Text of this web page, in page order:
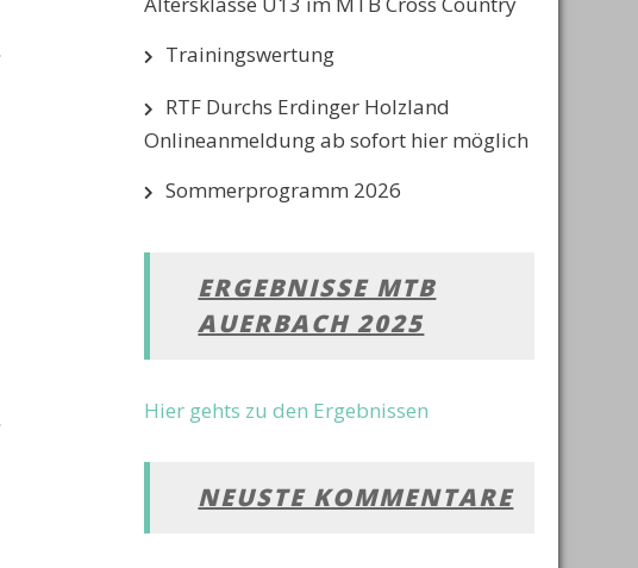
Trainingswertung
RTF Durchs Erdinger Holzland
Onlineanmeldung ab sofort hier möglich
Sommerprogramm 2026
ERGEBNISSE MTB
AUERBACH 2025
Hier gehts zu den Ergebnissen
NEUSTE KOMMENTARE